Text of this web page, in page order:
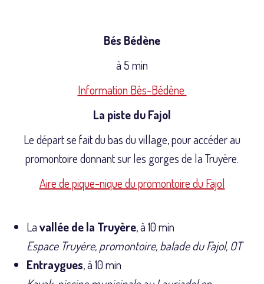
Bés Bédène
à 5 min
Information Bés-Bédène
La piste du Fajol
Le départ se fait du bas du village, pour accéder au
promontoire donnant sur les gorges de la Truyère.
Aire de pique-nique du promontoire du Fajol
Lavallée de la Truyère, à 10 min
Espace Truyère, promontoire, balade du Fajol, OT
Entraygues, à 10 min